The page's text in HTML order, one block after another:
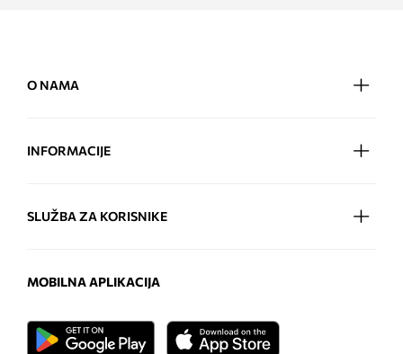
O NAMA
INFORMACIJE
SLUŽBA ZA KORISNIKE
MOBILNA APLIKACIJA